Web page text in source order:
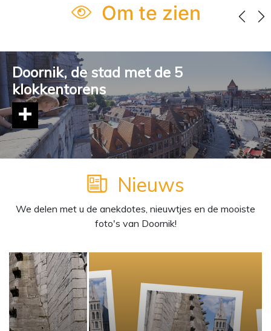
Om te zien
Doornik, de stad met de 5
klokkentorens
Meer informatie
Nieuws
We delen met u de anekdotes, nieuwtjes en de mooiste
foto's van Doornik!